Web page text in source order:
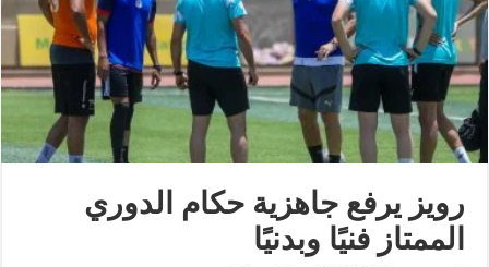
رويز يرفع جاهزية حكام الدوري
الممتاز فنيًا وبدنيًا